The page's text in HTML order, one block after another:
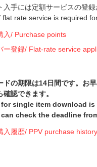
入手には定額サービスの登録
flat rate service is required
入/ Purchase points
ー登録/ Flat-rate service
ドの期限は14日間です。お
認できます。
single item download
check the deadline
入履歴/ PPV purchase history